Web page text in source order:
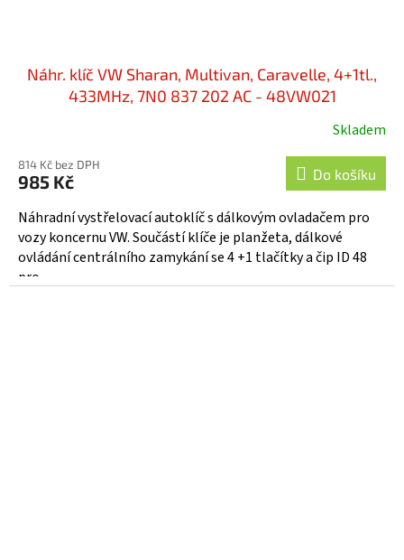
Náhr. klíč VW Sharan, Multivan, Caravelle, 4+1tl.,
433MHz, 7N0 837 202 AC - 48VW021
Skladem
814 Kč bez DPH
985 Kč Do košíku
Náhradní vystřelovací autoklíč s dálkovým ovladačem pro
vozy koncernu VW. Součástí klíče je planžeta, dálkové
ovládání centrálního zamykání se 4 +1 tlačítky a čip ID 48
pro...